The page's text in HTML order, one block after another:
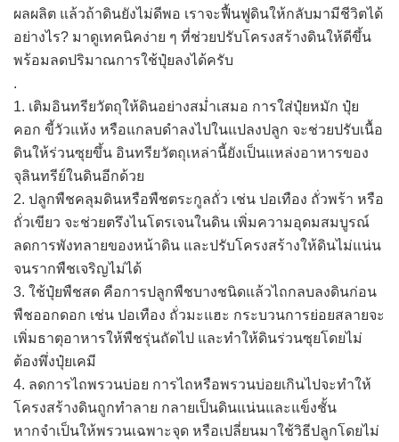
ผลผลิต แล้วถ้าดินยังไม่ดีพอ เราจะฟื้นฟูดินให้กลับมามีชีวิตได้
อย่างไร? มาดูเทคนิคง่าย ๆ ที่ช่วยปรับโครงสร้างดินให้ดีขึ้น
พร้อมลดปริมาณการใช้ปุ๋ยลงได้ครับ
.
1. เติมอินทรียวัตถุให้ดินอย่างสม่ำเสมอ การใส่ปุ๋ยหมัก ปุ๋ย
คอก ขี้วัวแห้ง หรือแกลบดำลงไปในแปลงปลูก จะช่วยปรับเนื้อ
ดินให้ร่วนซุยขึ้น อินทรียวัตถุเหล่านี้ยังเป็นแหล่งอาหารของ
จุลินทรีย์ในดินอีกด้วย
2. ปลูกพืชคลุมดินหรือพืชตระกูลถั่ว เช่น ปอเทือง ถั่วพร้า หรือ
ถั่วเขียว จะช่วยตรึงไนโตรเจนในดิน เพิ่มความอุดมสมบูรณ์
ลดการพังทลายของหน้าดิน และปรับโครงสร้างให้ดินไม่แน่น
จนรากพืชเจริญไม่ได้
3. ใช้ปุ๋ยพืชสด คือการปลูกพืชบางชนิดแล้วไถกลบลงดินก่อน
พืชออกดอก เช่น ปอเทือง ถั่วมะแฮะ กระบวนการย่อยสลายจะ
เพิ่มธาตุอาหารให้พืชรุ่นถัดไป และทำให้ดินร่วนซุยโดยไม่
ต้องพึ่งปุ๋ยเคมี
4. ลดการไถพรวนบ่อย การไถหรือพรวนบ่อยเกินไปจะทำให้
โครงสร้างดินถูกทำลาย กลายเป็นดินแน่นและแข็งชั้น
หากจำเป็นให้พรวนเฉพาะจุด หรือเปลี่ยนมาใช้วิธีปลูกโดยไม่